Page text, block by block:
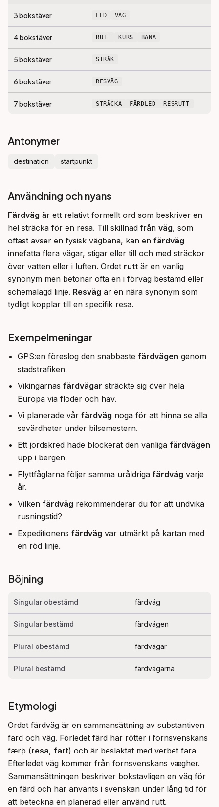
3bokstäver LED VÄG
4bokstäver RUTT KURS BANA
5bokstäver STRÅK
6bokstäver RESVÄG
7bokstäver STRÄCKA FÄRDLED RESRUTT
Antonymer
destination startpunkt
Användning och nyans
Färdväg är ett relativt formellt ord som beskriver en
hel sträcka för en resa. Till skillnad från väg, som
oftast avser en fysisk vägbana, kan en färdväg
innefatta flera vägar, stigar eller till och med sträckor
över vatten eller i luften. Ordet rutt är en vanlig
synonym men betonar ofta en i förväg bestämd eller
schemalagd linje. Resväg är en nära synonym som
tydligt kopplar till en specifik resa.
Exempelmeningar
GPS:en föreslog den snabbaste färdvägen genom
stadstrafiken.
Vikingarnas färdvägar sträckte sig över hela
Europa via floder och hav.
Vi planerade vår färdväg noga för att hinna se alla
sevärdheter under bilsemestern.
Ett jordskred hade blockerat den vanliga färdvägen
upp i bergen.
Flyttfåglarna följer samma uråldriga färdväg varje
år.
Vilken färdväg rekommenderar du för att undvika
rusningstid?
Expeditionens färdväg var utmärkt på kartan med
en röd linje.
Böjning
Singular obestämd färdväg
Singular bestämd färdvägen
Plural obestämd färdvägar
Plural bestämd färdvägarna
Etymologi
Ordet färdväg är en sammansättning av substantiven
färd och väg. Förledet färd har rötter i fornsvenskans
færþ (resa, fart) och är besläktat med verbet fara.
Efterledet väg kommer från fornsvenskans vægher.
Sammansättningen beskriver bokstavligen en väg för
en färd och har använts i svenskan under lång tid för
att beteckna en planerad eller använd rutt.